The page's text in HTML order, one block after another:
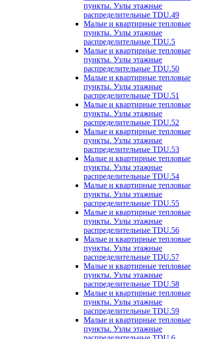
пункты. Узлы этажные
распределительные TDU.49
Малые и квартирные тепловые
пункты. Узлы этажные
распределительные TDU.5
Малые и квартирные тепловые
пункты. Узлы этажные
распределительные TDU.50
Малые и квартирные тепловые
пункты. Узлы этажные
распределительные TDU.51
Малые и квартирные тепловые
пункты. Узлы этажные
распределительные TDU.52
Малые и квартирные тепловые
пункты. Узлы этажные
распределительные TDU.53
Малые и квартирные тепловые
пункты. Узлы этажные
распределительные TDU.54
Малые и квартирные тепловые
пункты. Узлы этажные
распределительные TDU.55
Малые и квартирные тепловые
пункты. Узлы этажные
распределительные TDU.56
Малые и квартирные тепловые
пункты. Узлы этажные
распределительные TDU.57
Малые и квартирные тепловые
пункты. Узлы этажные
распределительные TDU.58
Малые и квартирные тепловые
пункты. Узлы этажные
распределительные TDU.59
Малые и квартирные тепловые
пункты. Узлы этажные